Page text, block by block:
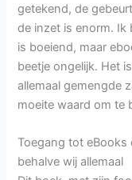
getekend, de
de inzet is enorm. Ik
is boeiend, maar
beetje ongelijk. Het
allemaal gemengde
moeite waard om te
Toegang tot eBooks
behalve wij allemaal